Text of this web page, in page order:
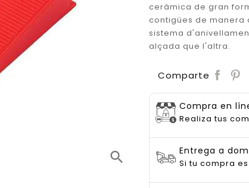
search
ceràmica de gran
contigües de manera
sistema
alçada que l'altra.
Comparte
Compra en
Realiza tus
Entrega a
Si tu compra